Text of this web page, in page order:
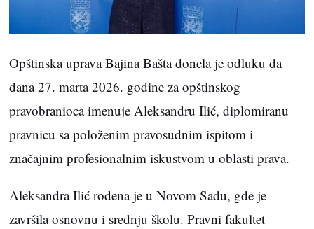
Opštinska uprava Bajina Bašta donela je odluku da
dana 27. marta 2026. godine za opštinskog
pravobranioca imenuje Aleksandru Ilić, diplomiranu
pravnicu sa položenim pravosudnim ispitom i
značajnim profesionalnim iskustvom u oblasti prava.
Aleksandra Ilić rođena je u Novom Sadu, gde je
završila osnovnu i srednju školu. Pravni fakultet